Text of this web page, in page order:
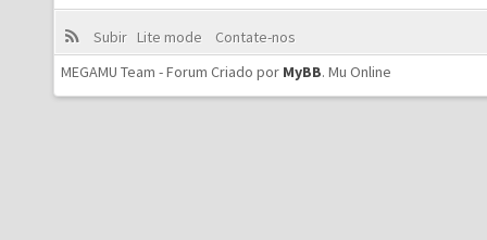
Subir Lite mode
Contate-nos
MEGAMU Team - Forum Criado por MyBB. Mu Online